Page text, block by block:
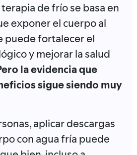
de frío se basa en
exponer el cuerpo al
puede fortalecer el
y mejorar la salud
la evidencia que
sigue siendo muy
aplicar descargas
con agua fría puede